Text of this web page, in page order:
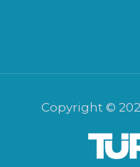
Copyright ©